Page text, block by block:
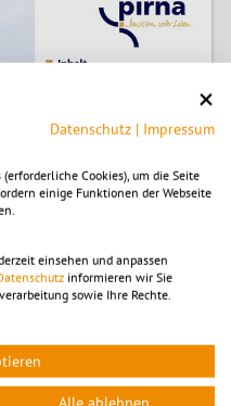
Datenschutz | Impressum
Cookies), um die Seite
einige Funktionen der Webseite
einsehen und anpassen
informieren wir Sie
sowie Ihre Rechte.
Alle ablehnen